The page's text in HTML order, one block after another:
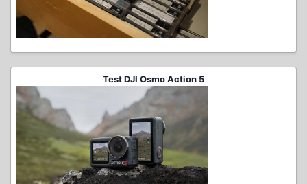
Test DJI Osmo Action 5